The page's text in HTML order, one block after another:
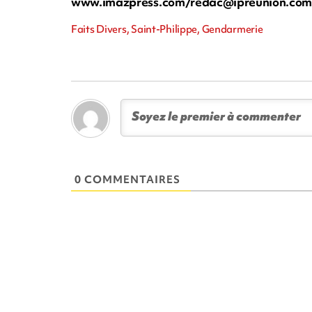
Faits Divers, Saint-Philippe, Gendarmerie
0 COMMENTAIRES